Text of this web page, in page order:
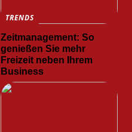
TRENDS
Zeitmanagement: So
genießen Sie mehr
Freizeit neben Ihrem
Business